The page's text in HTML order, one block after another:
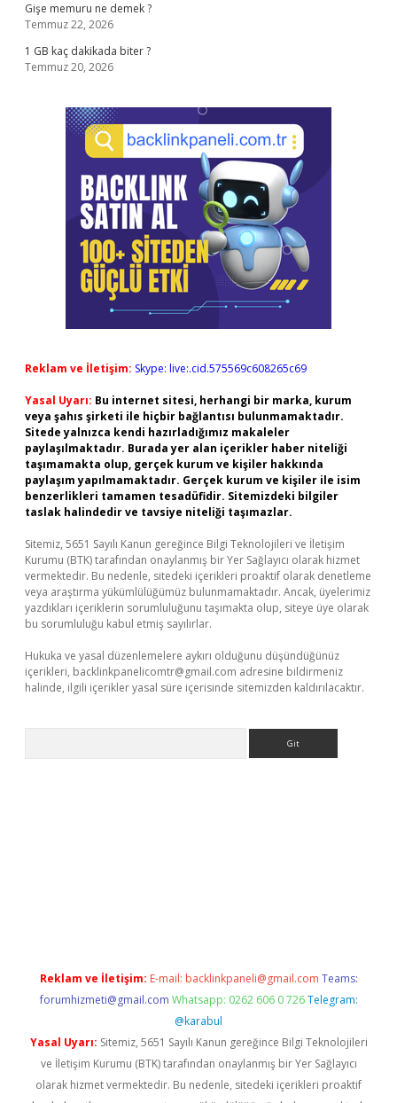
Gişe memuru ne demek ?
Temmuz 22, 2026
1 GB kaç dakikada biter ?
Temmuz 20, 2026
Reklam ve İletişim: Skype: live:.cid.575569c608265c69
Yasal Uyarı: Bu internet sitesi, herhangi bir marka, kurum
veya şahıs şirketi ile hiçbir bağlantısı bulunmamaktadır.
Sitede yalnızca kendi hazırladığımız makaleler
paylaşılmaktadır. Burada yer alan içerikler haber niteliği
taşımamakta olup, gerçek kurum ve kişiler hakkında
paylaşım yapılmamaktadır. Gerçek kurum ve kişiler ile isim
benzerlikleri tamamen tesadüfidir. Sitemizdeki bilgiler
taslak halindedir ve tavsiye niteliği taşımazlar.
Sitemiz, 5651 Sayılı Kanun gereğince Bilgi Teknolojileri ve İletişim
Kurumu (BTK) tarafından onaylanmış bir Yer Sağlayıcı olarak hizmet
vermektedir. Bu nedenle, sitedeki içerikleri proaktif olarak denetleme
veya araştırma yükümlülüğümüz bulunmamaktadır. Ancak, üyelerimiz
yazdıkları içeriklerin sorumluluğunu taşımakta olup, siteye üye olarak
bu sorumluluğu kabul etmiş sayılırlar.
Hukuka ve yasal düzenlemelere aykırı olduğunu düşündüğünüz
içerikleri, backlinkpanelicomtr@gmail.com adresine bildirmeniz
halinde, ilgili içerikler yasal süre içerisinde sitemizden kaldırılacaktır.
Reklam ve İletişim: E-mail: backlinkpaneli@gmail.com Teams:
forumhizmeti@gmail.com Whatsapp: 0262 606 0 726 Telegram:
@karabul
Yasal Uyarı: Sitemiz, 5651 Sayılı Kanun gereğince Bilgi Teknolojileri
ve İletişim Kurumu (BTK) tarafından onaylanmış bir Yer Sağlayıcı
olarak hizmet vermektedir. Bu nedenle, sitedeki içerikleri proaktif